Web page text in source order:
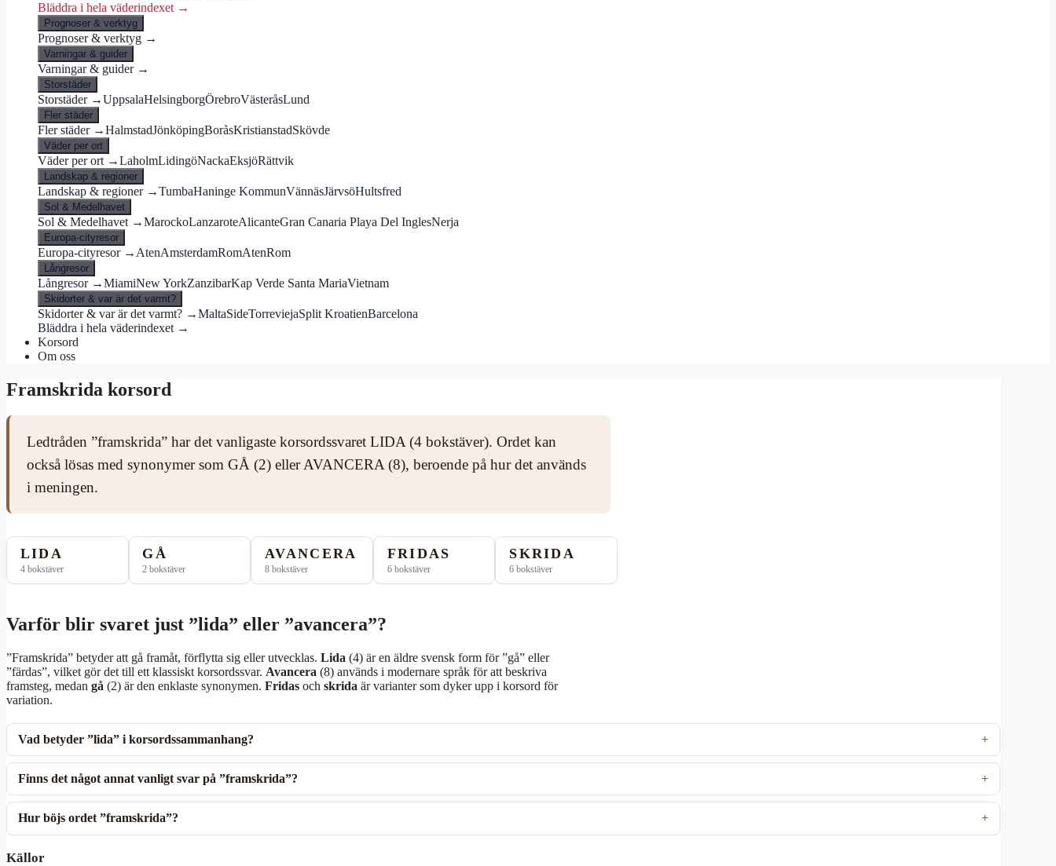
Bläddra i hela väderindexet →
Prognoser & verktyg
Prognoser & verktyg →
Varningar & guider
Varningar & guider →
Storstäder
Storstäder →UppsalaHelsingborgÖrebroVästeråsLund
Fler städer
Fler städer →HalmstadJönköpingBoråsKristianstadSkövde
Väder per ort
Väder per ort →LaholmLidingöNackaEksjöRättvik
Landskap & regioner
Landskap & regioner →TumbaHaninge KommunVännäsJärvsöHultsfred
Sol & Medelhavet
Sol & Medelhavet →MarockoLanzaroteAlicanteGran Canaria Playa Del InglesNerja
Europa-cityresor
Europa-cityresor → AtenAmsterdamRomAtenRom
Långresor
Långresor →MiamiNew YorkZanzibarKap Verde Santa MariaVietnam
Skidorter & var är det varmt?
Skidorter & var är det varmt? →MaltaSideTorreviejaSplit KroatienBarcelona
Bläddra i hela väderindexet →
Korsord
Om oss
Framskrida korsord
Ledtråden ”framskrida” har det vanligaste korsordssvaret LIDA (4 bokstäver). Ordet kan
också lösas med synonymer som GÅ (2) eller AVANCERA (8), beroende på hur det används
i meningen.
LIDA
4 bokstäver
GÅ
2 bokstäver
AVANCERA
8 bokstäver
FRIDAS
6 bokstäver
SKRIDA
6 bokstäver
Varför blir svaret just ”lida” eller ”avancera”?
”Framskrida” betyder att gå framåt, förflytta sig eller utvecklas. Lida (4) är en äldre svensk form för ”gå” eller
”färdas”, vilket gör det till ett klassiskt korsordssvar. Avancera (8) används i modernare språk för att beskriva
framsteg, medan gå (2) är den enklaste synonymen. Fridas och skrida är varianter som dyker upp i korsord för
variation.
Vad betyder ”lida” i korsordssammanhang?
Finns det något annat vanligt svar på ”framskrida”?
Hur böjs ordet ”framskrida”?
Källor